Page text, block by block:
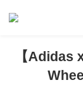
【Adidas